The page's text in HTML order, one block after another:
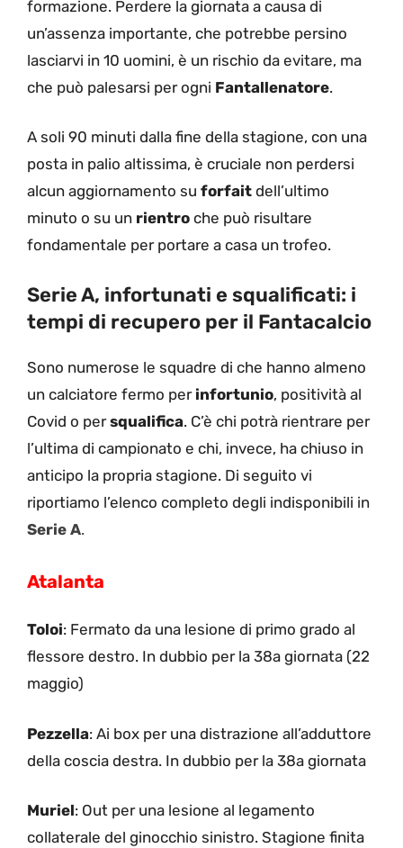
formazione. Perdere la giornata a causa di
un’assenza importante, che potrebbe persino
lasciarvi in 10 uomini, è un rischio da evitare, ma
che può palesarsi per ogni Fantallenatore.
A soli 90 minuti dalla fine della stagione, con una
posta in palio altissima, è cruciale non perdersi
alcun aggiornamento su forfait dell’ultimo
minuto o su un rientro che può risultare
fondamentale per portare a casa un trofeo.
Serie A, infortunati e squalificati: i
tempi di recupero per il Fantacalcio
Sono numerose le squadre di che hanno almeno
un calciatore fermo per infortunio, positività al
Covid o persqualifica. C’è chi potrà rientrare per
l’ultima di campionato e chi, invece, ha chiuso in
anticipo la propria stagione. Di seguito vi
riportiamo l’elenco completo degli indisponibili in
Serie A.
Atalanta
Toloi: Fermato da una lesione di primo grado al
flessore destro. In dubbio per la 38a giornata (22
maggio)
Pezzella: Ai box per una distrazione all’adduttore
della coscia destra. In dubbio per la 38a giornata
Muriel: Out per una lesione al legamento
collaterale del ginocchio sinistro. Stagione finita